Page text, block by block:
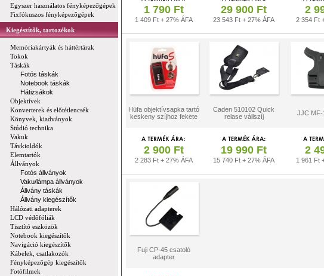
Egyszer használatos fényképezőgépek
Fixfókuszos fényképezőgépek
Kiegészítők, tartozékok
Memóriakártyák és háttértárak
Tokok
Táskák
Fotós táskák
Notebook táskák
Hátizsákok
Objektívek
Konverterek és előtétlencsék
Könyvek, kiadványok
Stúdió technika
Vakuk
Távkioldók
Elemtartók
Állványok
Fotós állványok
Vaku/lámpa állványok
Állvány táskák
Állvány kiegészítők
Hálózati adapterek
LCD védőfóliák
Tisztító eszközök
Notebook kiegészítők
Navigáció kiegészítők
Kábelek, csatlakozók
Fényképezőgép kiegészítők
Fotófilmek
1 790 Ft
1 409 Ft + 27% ÁFA
29 900 Ft
23 543 Ft + 27% ÁFA
2
2 354 Ft
Hüfa objektívsapka tartó
keskeny szíjhoz fekete
Caden 510102 Quick
relase vállszíj
JJC MF-
2 900 Ft
2 283 Ft + 27% ÁFA
19 990 Ft
15 740 Ft + 27% ÁFA
2
1 961 Ft
Fuji CP-45 csatoló
adapter